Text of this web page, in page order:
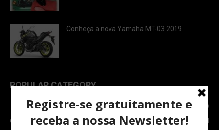
Conheça a nova Yamaha MT-03 2019
POPULAR CATEGORY
TOPNEWS
7089
Carro e Moto
3764